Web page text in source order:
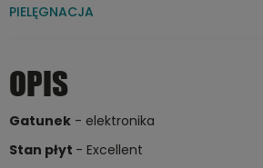
PIELĘGNACJA
OPIS
Gatunek - elektronika
Stan płyt - Excellent